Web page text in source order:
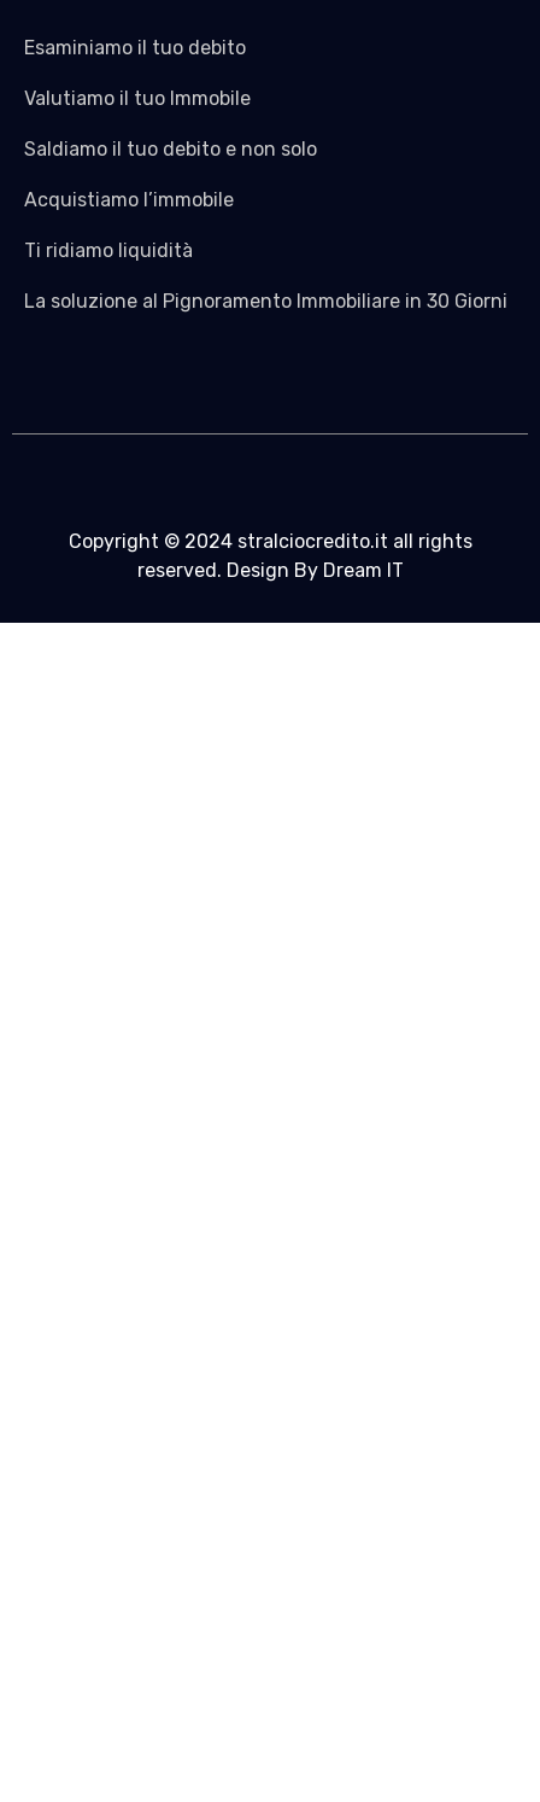
Esaminiamo il tuo debito
Valutiamo il tuo Immobile
Saldiamo il tuo debito e non solo
Acquistiamo l’immobile
Ti ridiamo liquidità
La soluzione al Pignoramento Immobiliare in 30 Giorni
Copyright © 2024 stralciocredito.it all rights
reserved. Design By Dream IT